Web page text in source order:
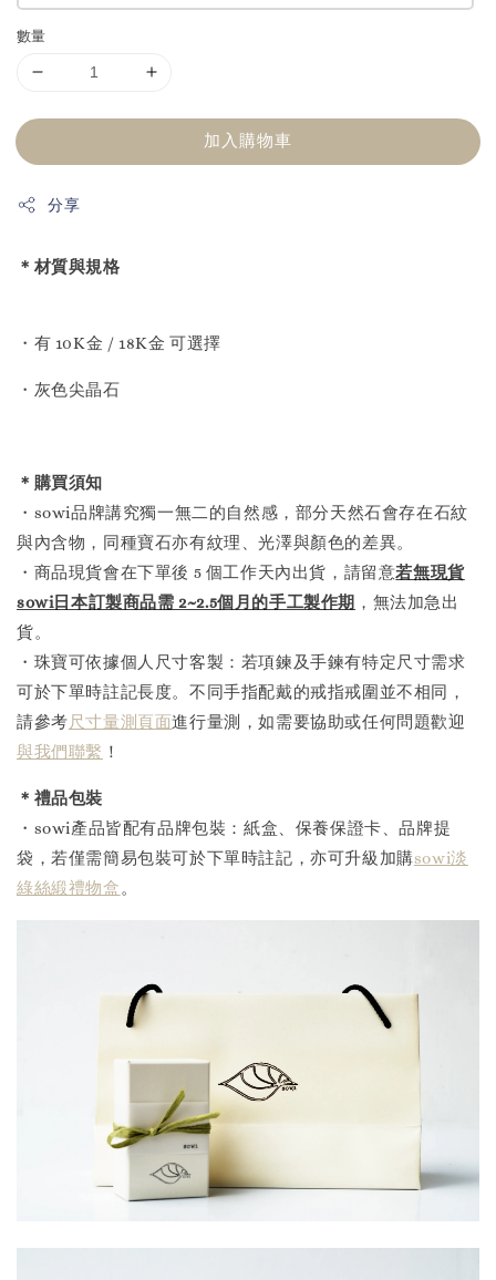
數量
加入購物車
分享
＊材質與規格
・有 10K金 / 18K金 可選擇
・灰色尖晶石
＊購買須知
・sowi品牌講究獨一無二的自然感，部分天然石會存在石紋
與內含物，同種寶石亦有紋理、光澤與顏色的差異。
・商品現貨會在下單後 5 個工作天內出貨，請留意若無現貨
sowi日本訂製商品需 2~2.5個月的手工製作期 ，無法加急出
貨。
・珠寶可依據個人尺寸客製：若項鍊及手鍊有特定尺寸需求
可於下單時註記長度。不同手指配戴的戒指戒圍並不相同，
請參考尺寸量測頁面進行量測，如需要協助或任何問題歡迎
與我們聯繫 ！
＊禮品包裝
・sowi產品皆配有品牌包裝：紙盒、保養保證卡、品牌提
袋，若僅需簡易包裝可於下單時註記，亦可升級加購sowi淡
綠絲緞禮物盒 。